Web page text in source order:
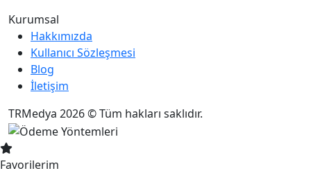
Kurumsal
Hakkımızda
Kullanıcı Sözleşmesi
Blog
İletişim
TRMedya 2026 © Tüm hakları saklıdır.
Favorilerim